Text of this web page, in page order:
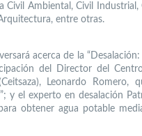
Civil Ambiental, Civil Industrial,
entre otras.
acerca de la “Desalación:
del Director del
Leonardo Romero,
y el experto en desalación
obtener agua potable